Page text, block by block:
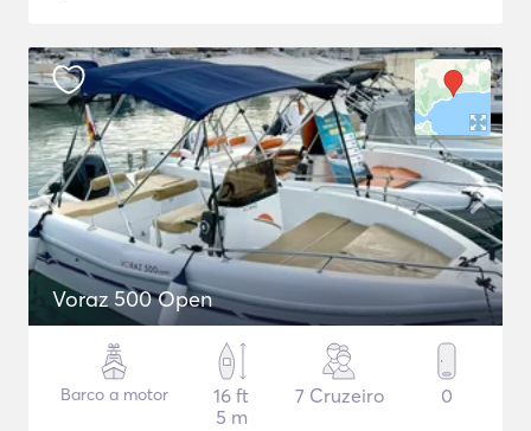
Voraz 500 Open
Barco a motor
16 ft
5 m
7 Cruzeiro 0